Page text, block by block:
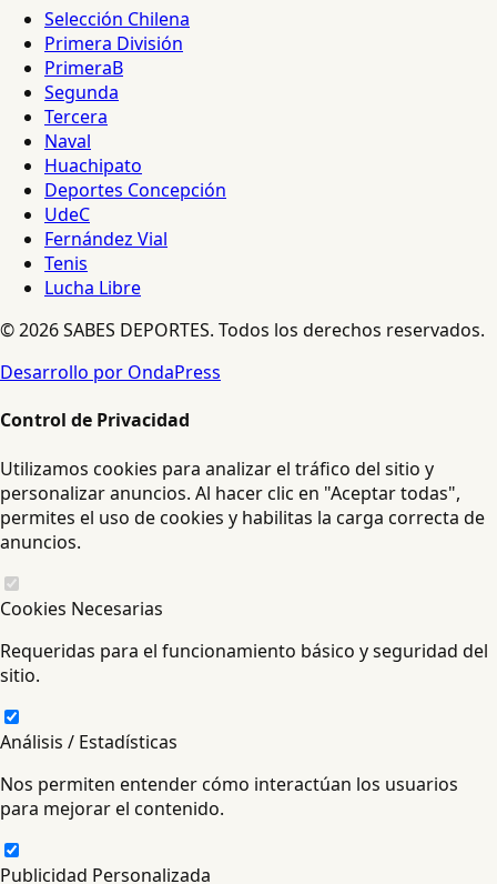
Selección Chilena
Primera División
PrimeraB
Segunda
Tercera
Naval
Huachipato
Deportes Concepción
UdeC
Fernández Vial
Tenis
Lucha Libre
© 2026 SABES DEPORTES. Todos los derechos reservados.
Desarrollo por OndaPress
Control de Privacidad
Utilizamos cookies para analizar el tráfico del sitio y
personalizar anuncios. Al hacer clic en "Aceptar todas",
permites el uso de cookies y habilitas la carga correcta de
anuncios.
Cookies Necesarias
Requeridas para el funcionamiento básico y seguridad del
sitio.
Análisis / Estadísticas
Nos permiten entender cómo interactúan los usuarios
para mejorar el contenido.
Publicidad Personalizada